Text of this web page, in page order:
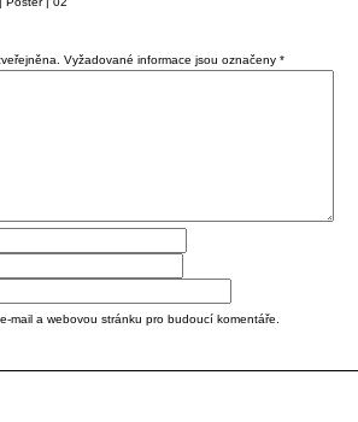
Vyžadované informace jsou označeny *
mail a webovou stránku pro budoucí komentáře.